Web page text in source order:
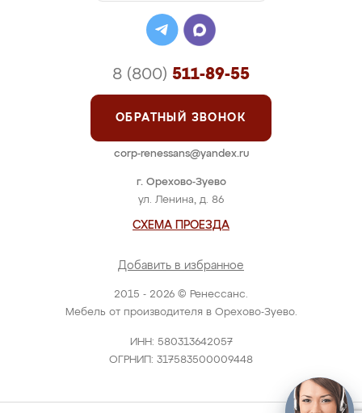
2015 - 2026 © Ренессанс.
Мебель от производителя в Орехово-Зуево.
ИНН: 580313642057
ОГРНИП: 317583500009448
г. Орехово-Зуево
ул. Ленина, д. 86
СХЕМА ПРОЕЗДА
Добавить в избранное
8 (800) 511-89-55
ОБРАТНЫЙ ЗВОНОК
corp-renessans@yandex.ru